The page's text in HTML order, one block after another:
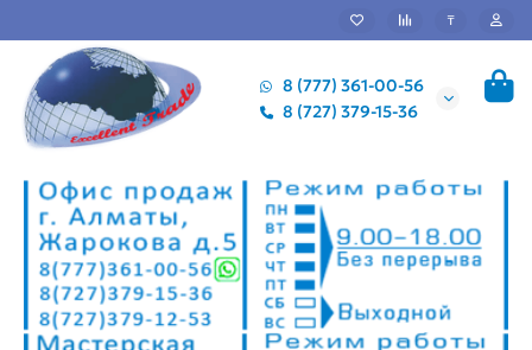
₸
8 (777) 361-00-56
8 (727) 379-15-36